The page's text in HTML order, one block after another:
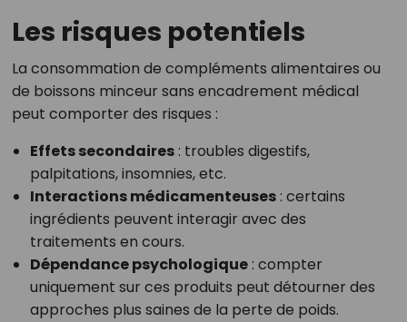
Les risques potentiels
La consommation de compléments alimentaires ou
de boissons minceur sans encadrement médical
peut comporter des risques :
Effets secondaires: troubles digestifs,
palpitations, insomnies, etc.
Interactions médicamenteuses: certains
ingrédients peuvent interagir avec des
traitements en cours.
Dépendance psychologique: compter
uniquement sur ces produits peut détourner des
approches plus saines de la perte de poids.